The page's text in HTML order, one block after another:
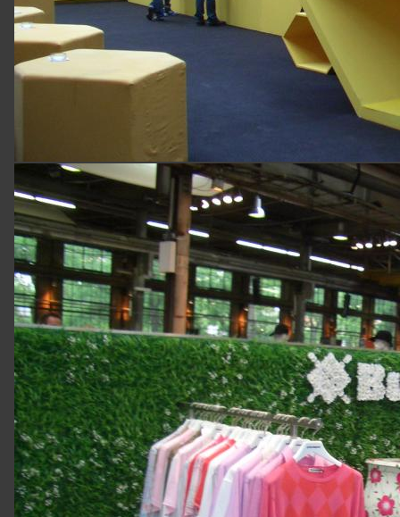
MANNSCHETTE
&
Ette
Kölner
Str.
0
22
61
/
4
25
29
0
22
61
/
91
49
08
kontakt@mannschette.de